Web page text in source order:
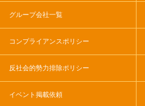
グループ会社一覧
コンプライアンスポリシー
反社会的勢力排除ポリシー
イベント掲載依頼